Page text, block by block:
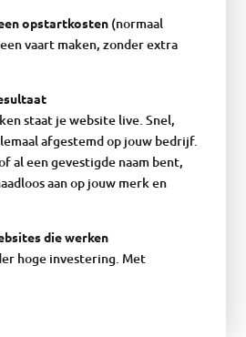
opstartkosten (normaal
vaart maken, zonder extra
staat je website live. Snel,
afgestemd op jouw bedrijf.
al een gevestigde naam bent,
aan op jouw merk en
die werken
hoge investering. Met